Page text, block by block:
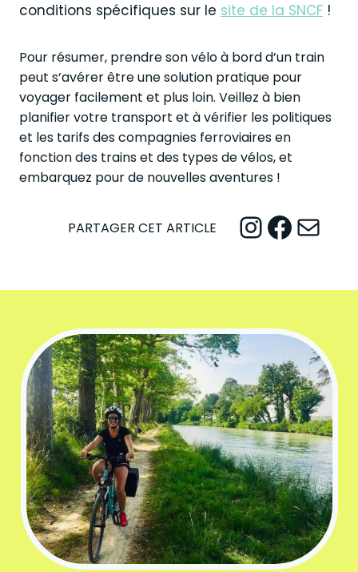
conditions spécifiques sur le site de la SNCF !
Pour résumer, prendre son vélo à bord d’un train
peut s’avérer être une solution pratique pour
voyager facilement et plus loin. Veillez à bien
planifier votre transport et à vérifier les politiques
et les tarifs des compagnies ferroviaires en
fonction des trains et des types de vélos, et
embarquez pour de nouvelles aventures !
PARTAGER CET ARTICLE InstagramFacebook Mail